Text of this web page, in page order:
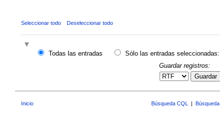
Seleccionar todo Deseleccionar todo
Todas las entradas
Sólo las entradas seleccionadas:
Guardar registros:
Guardar
Inicio Búsqueda CQL